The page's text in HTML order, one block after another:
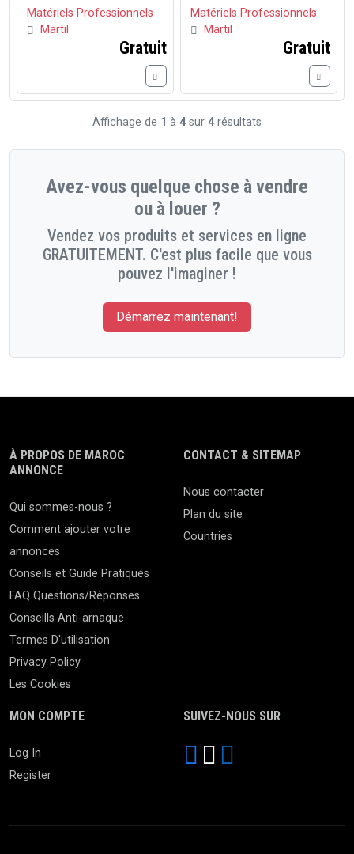
Matériels Professionnels
Martil
Gratuit
Matériels Professionnels
Martil
Gratuit
Affichage de 1 à 4sur 4résultats
Avez-vous quelque chose à vendre
ou à louer ?
Vendez vos produits et services en ligne
GRATUITEMENT. C'est plus facile que vous
pouvez l'imaginer !
Démarrez maintenant!
À PROPOS DE MAROC
ANNONCE
Qui sommes-nous ?
Comment ajouter votre
annonces
Conseils et Guide Pratiques
FAQ Questions/Réponses
Conseills Anti-arnaque
Termes D'utilisation
Privacy Policy
Les Cookies
CONTACT & SITEMAP
Nous contacter
Plan du site
Countries
MON COMPTE
Log In
Register
SUIVEZ-NOUS SUR